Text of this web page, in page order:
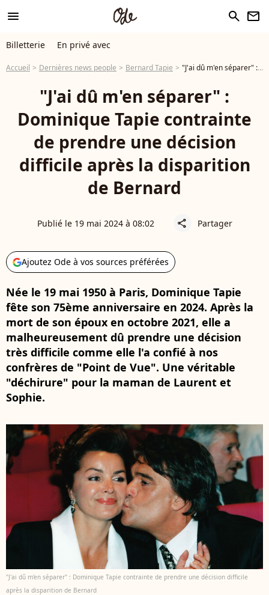
menu search newsletter
Billetterie En privé avec
Accueil Dernières news people Bernard Tapie "J'ai dû m'en séparer" : Dominique Tapie contrainte de prendre une décision difficile après la disparition de Bernard
"J'ai dû m'en séparer" :
Dominique Tapie contrainte
de prendre une décision
difficile après la disparition
de Bernard
Publié le 19 mai 2024 à 08:02 share Partager
Ajoutez Ode à vos sources préférées
Née le 19 mai 1950 à Paris, Dominique Tapie
fête son 75ème anniversaire en 2024. Après la
mort de son époux en octobre 2021, elle a
malheureusement dû prendre une décision
très difficile comme elle l'a confié à nos
confrères de "Point de Vue". Une véritable
"déchirure" pour la maman de Laurent et
Sophie.
"J'ai dû m'en séparer" : Dominique Tapie contrainte de prendre une décision difficile
après la disparition de Bernard